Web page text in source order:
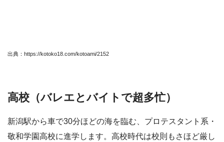
出典：https://kotoko18.com/kotoami/2152
高校（バレエとバイトで超多忙）
新潟駅から車で30分ほどの海を臨む、プロテスタント系・
敬和学園高校に進学します。高校時代は校則もさほど厳し